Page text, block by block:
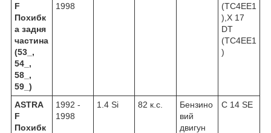
F
Похибк
а задня
частина
(53_,
54_,
58_,
59_)
1998
(TC4EE1
),X 17
DT
(TC4EE1
)
ASTRA
F
Похибк
1992 -
1998
1.4 Si 82 к.с.
Бензино
вий
двигун
C 14 SE